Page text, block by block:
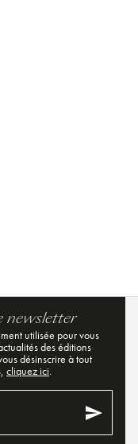
newsletter
utilisée pour vous
des éditions
désinscrire à tout
cliquez ici.
send